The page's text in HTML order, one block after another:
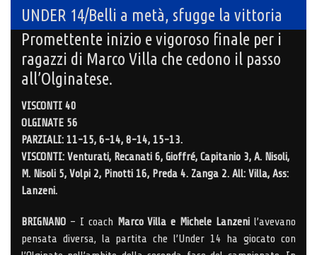
UNDER 14/Belli a metà, sfugge la vittoria
Promettente inizio e vigoroso finale per i
ragazzi di Marco Villa che cedono il passo
all’Olginatese.
VISCONTI 40
OLGINATE 56
PARZIALI: 11-15, 6-14, 8-14, 15-13.
VISCONTI: Venturati, Recanati 6, Gioffré, Capitanio 3, A. Nisoli,
M. Nisoli 5, Volpi 2, Pinotti 16, Preda 4. Zanga 2. All: Villa, Ass:
Lanzeni.
BRIGNANO – I coach Marco Villa e Michele Lanzeni l’avevano
pensata diversa, la partita che l’Under 14 ha giocato con